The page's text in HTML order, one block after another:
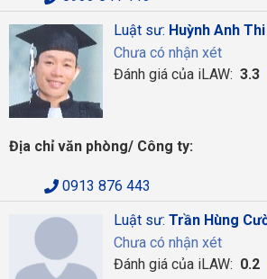
Luật sư: Huỳnh Anh Thi
Chưa có nhận xét
Đánh giá của iLAW: 3.3
Địa chỉ văn phòng/ Công ty:
0913 876 443
Luật sư: Trần Hùng
Chưa có nhận xét
Đánh giá của iLAW: 0.2